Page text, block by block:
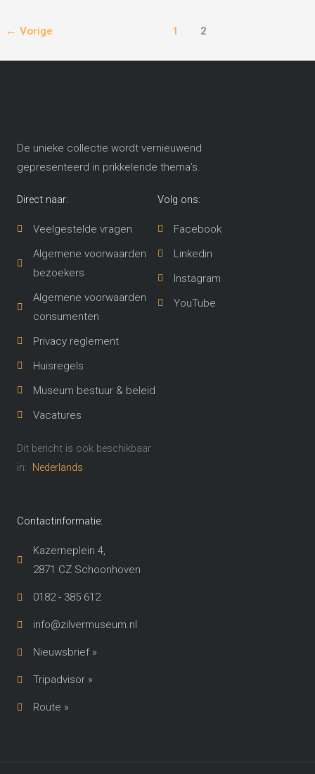
← Vorige 1 2
De unieke collectie wordt vernieuwend
gepresenteerd in prikkelende thema’s​.
Direct naar:
Veelgestelde vragen
Algemene voorwaarden
bezoekers
Algemene voorwaarden
consumenten
Privacy reglement
Huisregels
Museum bestuur & beleid
Vacatures
Dit bericht is ook beschikbaar
in: Nederlands
Volg ons:
Facebook
Linkedin
Instagram
YouTube
Contactinformatie:
Kazerneplein 4,
2871 CZ Schoonhoven​
0182 - 385 612
info@zilvermuseum.nl
Nieuwsbrief »
Tripadvisor »
Route »